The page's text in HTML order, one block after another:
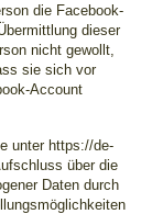
die Facebook-
dieser
nicht gewollt,
sie sich vor
Account
unter https://de-
über die
Daten durch